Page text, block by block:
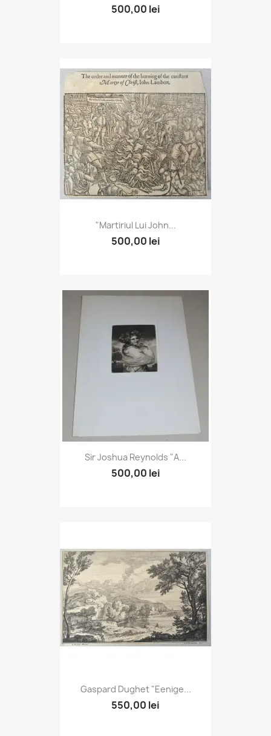
500,00 lei
"Martiriul Lui John...
500,00 lei
Sir Joshua Reynolds "A...
500,00 lei
Gaspard Dughet "Eenige...
550,00 lei